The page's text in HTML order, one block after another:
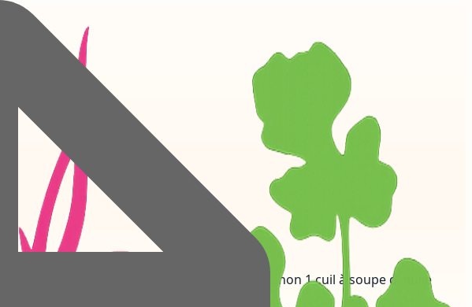
1 cuil à soupe de raz el hanout 1 oignon 1 cuil à soupe d’ huile
le sous […]